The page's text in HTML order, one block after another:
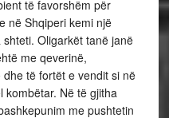
të favorshëm për
në Shqiperi kemi një
Oligarkët tanë janë
me qeverinë,
të fortët e vendit si në
kombëtar. Në të gjitha
me pushtetin